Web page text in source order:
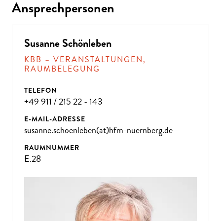
ÜBE
R 300
VE
R
A
NST
ALT
U
N
GE
N P
R
O
J
A
H
Ansprechpersonen
Susanne Schönleben
KBB – VERANSTALTUNGEN,
RAUMBELEGUNG
TELEFON
+49 911 / 215 22 - 143
E-MAIL-ADRESSE
susanne.schoenleben(at)hfm-nuernberg.de
RAUMNUMMER
E.28